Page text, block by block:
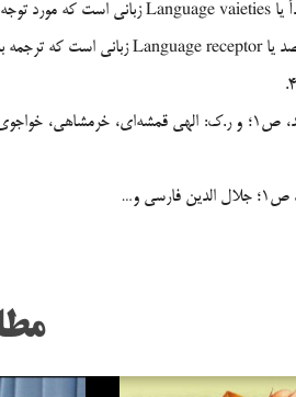
[4] . فولادوند، ص1؛ و ر.ك: الهي قمشه‌اي،